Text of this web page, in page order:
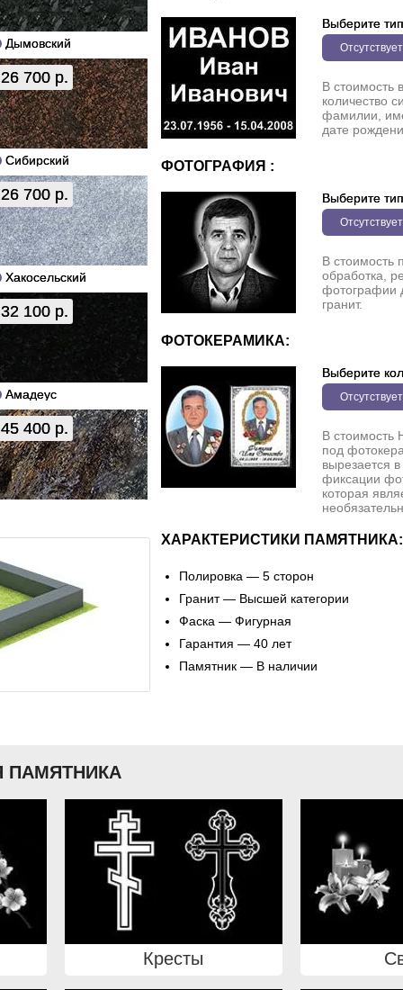
Дымовский
26 700 р.
Сибирский
26 700 р.
Хакосельский
32 100 р.
Амадеус
45 400 р.
Выберите тип
Отсутствует
В стоимость
количество
фамилии,
дате
ФОТОГРАФИЯ :
Выберите тип
Отсутствует
В стоимость
обработка,
фотографии
гранит.
ФОТОКЕРАМИКА:
Выберите
Отсутствует
В стоимость
под
вырезается
фиксации
которая
ХАРАКТЕРИСТИКИ ПАМЯТНИКА:
Полировка — 5 сторон
Гранит — Высшей категории
Фаска — Фигурная
Гарантия — 40 лет
Памятник — В наличии
ПАМЯТНИКА
Кресты